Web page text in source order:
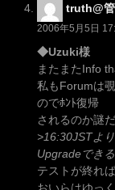
truth@
2006年5月5日
◆Uzuki様
またまたInfo
私もForumは
のでﾎﾝﾄ復帰
されるのか謎
>16:30JSTよ
Upgradeでき
テストが終れ